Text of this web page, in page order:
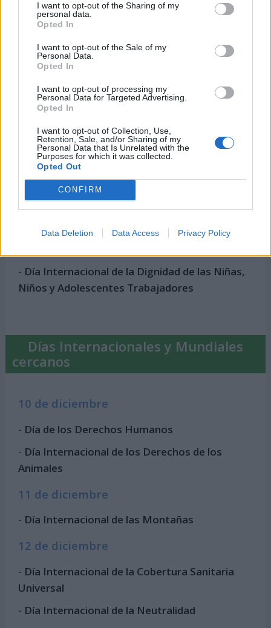
I want to opt-out of the Sharing of my
personal data.
Opted In
I want to opt-out of the Sale of my
Personal Data.
Opted In
I want to opt-out of processing my
Personal Data for Targeted Advertising.
Opted In
I want to opt-out of Collection, Use,
Retention, Sale, and/or Sharing of my
Personal Data that Is Unrelated with the
Purposes for which it was collected.
Opted Out
CONFIRM
Data Deletion Data Access Privacy Policy
El 9 de diciembre también se
celebra ...
Día Internacional contra la Corrupción
Día Internacional contra el Genocidio
- Día Internacional de la Dignidad de las Niñas,
Niños y Adolescentes Trabajadores
Días Internacionales y Mundiales
cercanos
10 de diciembre
- Día de los Derechos Humanos
- Día Internacional de los Derechos de los
Animales
11 de diciembre
- Día Internacional de las Montañas
12 de diciembre
- Día Internacional de la Cobertura Sanitaria
Universal
- Día Internacional de la Neutralidad